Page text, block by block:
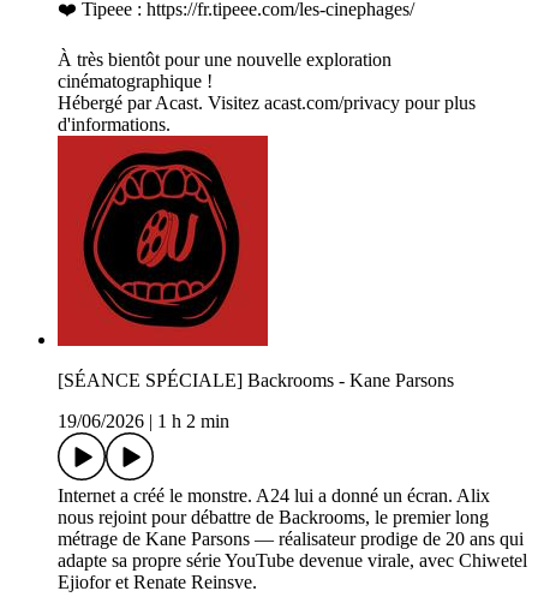
❤️ Tipeee : https://fr.tipeee.com/les-cinephages/
À très bientôt pour une nouvelle exploration
cinématographique !
Hébergé par Acast. Visitez acast.com/privacy pour plus
d'informations.
[SÉANCE SPÉCIALE] Backrooms - Kane Parsons
19/06/2026
1 h 2 min
Internet a créé le monstre. A24 lui a donné un écran. Alix
nous rejoint pour débattre de Backrooms, le premier long
métrage de Kane Parsons — réalisateur prodige de 20 ans qui
adapte sa propre série YouTube devenue virale, avec Chiwetel
Ejiofor et Renate Reinsve.